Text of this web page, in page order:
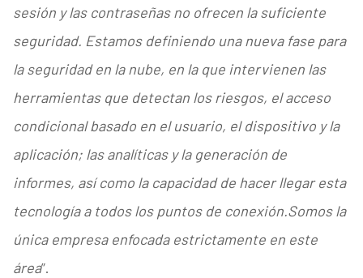
sesión y las contraseñas no ofrecen la suficiente
seguridad. Estamos definiendo una nueva fase para
la seguridad en la nube, en la que intervienen las
herramientas que detectan los riesgos, el acceso
condicional basado en el usuario, el dispositivo y la
aplicación; las analíticas y la generación de
informes, así como la capacidad de hacer llegar esta
tecnología a todos los puntos de conexión.Somos la
única empresa enfocada estrictamente en este
área”.